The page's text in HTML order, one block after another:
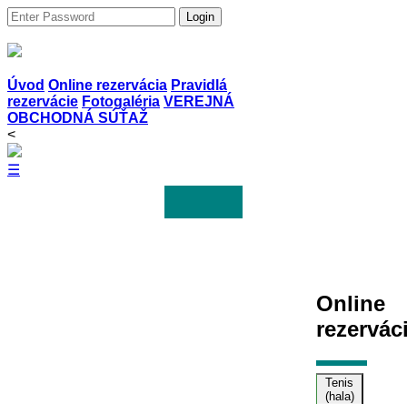
Login
Úvod Online rezervácia Pravidlá
rezervácie Fotogaléria VEREJNÁ
OBCHODNÁ SÚŤAŽ
<
☰
Online
Tenis
(hala)